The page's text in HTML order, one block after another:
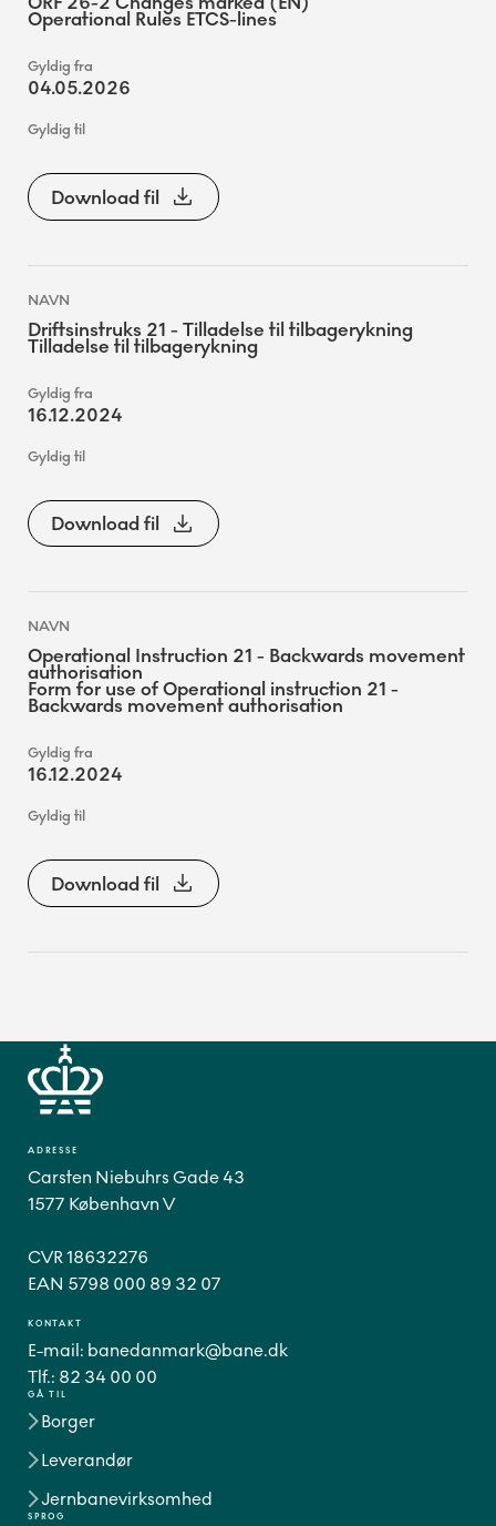
Operational Rules ETCS-lines
04.05.2026
Download fil
Driftsinstruks 21 - Tilladelse til tilbagerykning
Tilladelse til tilbagerykning
16.12.2024
Download fil
Operational Instruction 21 - Backwards movement
authorisation
Form for use of Operational instruction 21 -
Backwards movement authorisation
16.12.2024
Download fil
GÅ TIL
Borger
Leverandør
Jernbanevirksomhed
SPROG
ADRESSE
Carsten Niebuhrs Gade 43
1577 København V
CVR 18632276
EAN 5798 000 89 32 07
KONTAKT
E-mail: banedanmark@bane.dk
Tlf.: 82 34 00 00